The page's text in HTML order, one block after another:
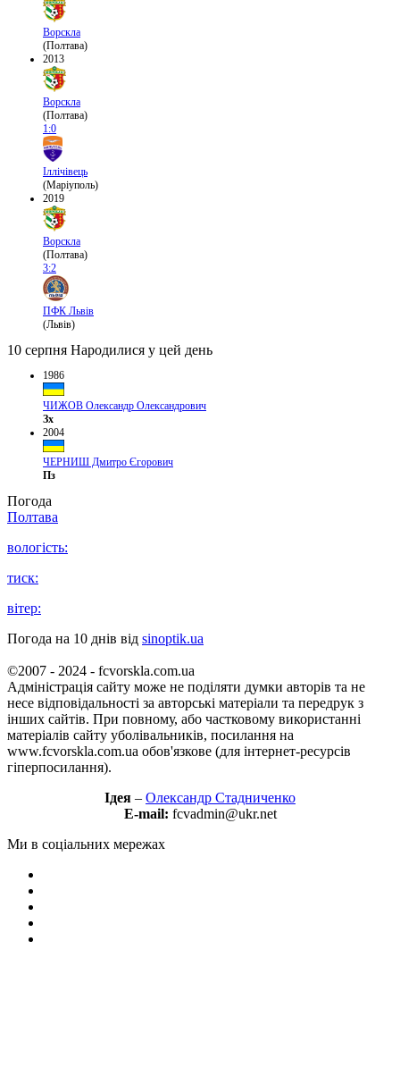
Ворскла
(Полтава)
2013
Ворскла
(Полтава)
1:0
Іллічівець
(Маріуполь)
2019
Ворскла
(Полтава)
3:2
ПФК Львів
(Львів)
10 серпня Народилися у цей день
1986
ЧИЖОВ Олександр Олександрович
Зх
2004
ЧЕРНИШ Дмитро Єгорович
Пз
Погода
Полтава
вологість:
тиск:
вітер:
Погода на 10 днів від sinoptik.ua
©2007 - 2024 - fcvorskla.com.ua
Адміністрація сайту може не поділяти думки авторів та не
несе відповідальності за авторські матеріали та передрук з
інших сайтів. При повному, або частковому використанні
матеріалів сайту уболівальників, посилання на
www.fcvorskla.com.ua обов'язкове (для інтернет-ресурсів
гіперпосилання).
Ідея – Олександр Стадниченко
E-mail: fcvadmin@ukr.net
Ми в соціальних мережах